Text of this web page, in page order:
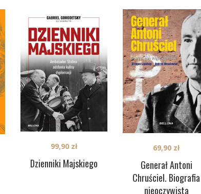
Dzienniki Majskiego
99,90 zł
Generał Antoni
Chruściel. Biografia
nieoczywista
69,90 zł